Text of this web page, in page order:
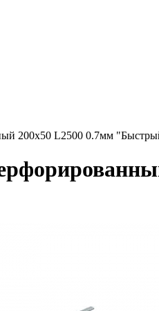
200х50 L2500 0.7мм